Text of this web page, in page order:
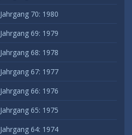
Jahrgang 70: 1980
Jahrgang 69: 1979
Jahrgang 68: 1978
Jahrgang 67: 1977
Jahrgang 66: 1976
Jahrgang 65: 1975
Jahrgang 64: 1974